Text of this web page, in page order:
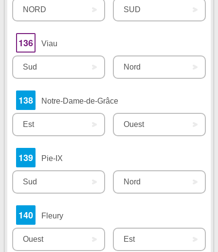
NORD SUD
136 Viau
Sud Nord
138 Notre-Dame-de-Grâce
Est Ouest
139 Pie-IX
Sud Nord
140 Fleury
Ouest Est